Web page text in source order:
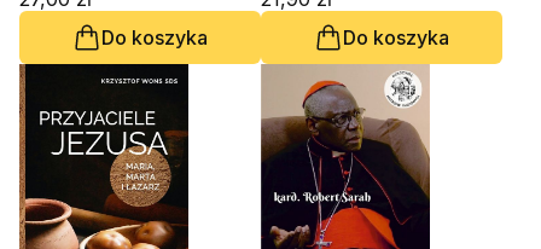
OSBCam.
Do koszyka
Do koszyka